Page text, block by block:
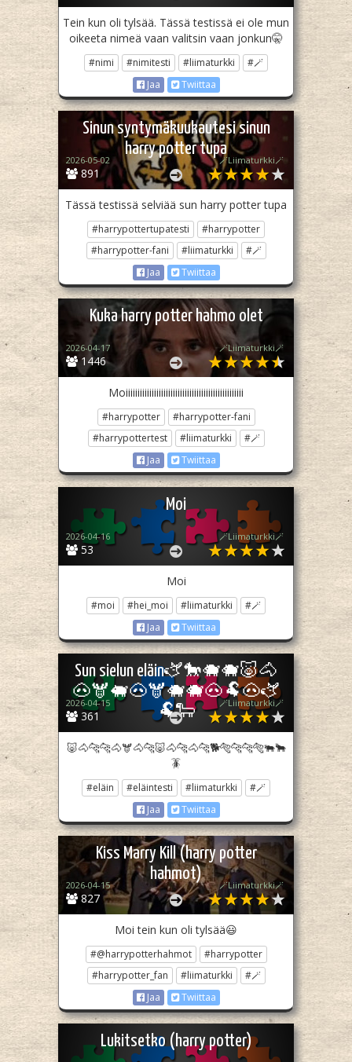
Tein kun oli tylsää. Tässä testissä ei ole mun
oikeeta nimeä vaan valitsin vaan jonkun🤫
#nimi #nimitesti #liimaturkki
#🪄
Jaa
Twiittaa
Sinun syntymäkuukautesi sinun
harry potter tupa
891
2026-05-02 🪄Liimaturkki🪄
Tässä testissä selviää sun harry potter tupa
#harrypottertupatesti
#harrypotter
#harrypotter-fani
#liimaturkki
#🪄
Jaa
Twiittaa
Kuka harry potter hahmo olet
1446
2026-04-17 🪄Liimaturkki🪄
Moiiiiiiiiiiiiiiiiiiiiiiiiiiiiiiiiiiiiiiiiiiiiiiiiii
#harrypotter
#harrypotter-fani
#harrypottertest
#liimaturkki
#🪄
Jaa
Twiittaa
Moi
53
2026-04-16 🪄Liimaturkki🪄
Moi
#moi #hei_moi #liimaturkki
#🪄
Jaa
Twiittaa
Sun sielun eläin🫏🐎🐗🐗🐷🐴
🐽🫎🐖🐽🫎🐗🐗🐽🐏🐽🫏
🐏🐑
361
2026-04-15 🪄Liimaturkki🪄
🐷🐴🐆🐆🐴🫎🐴🐆🐷🐴🐆🐴🐆🐕🐅🐆🐆🐅🐃🐂
🪳
#eläin #eläintesti #liimaturkki
#🪄
Jaa
Twiittaa
Kiss Marry Kill (harry potter
hahmot)
827
2026-04-15 🪄Liimaturkki🪄
Moi tein kun oli tylsää😃
#@harrypotterhahmot
#harrypotter
#harrypotter_fan
#liimaturkki
#🪄
Jaa
Twiittaa
Lukitsetko (harry potter)